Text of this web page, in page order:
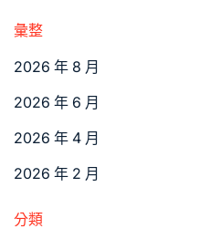
彙整
2026 年 8 月
2026 年 6 月
2026 年 4 月
2026 年 2 月
分類